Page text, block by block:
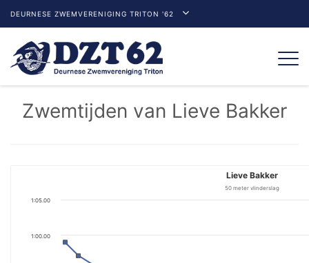
DEURNESE ZWEMVERENIGING TRITON '62
Zwemtijden van Lieve Bakker
Lieve Bakker
50 meter vlinderslag
1:00.00
1:05.00